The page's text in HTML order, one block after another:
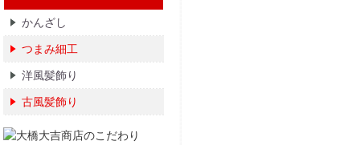
かんざし
つまみ細工
洋風髪飾り
古風髪飾り